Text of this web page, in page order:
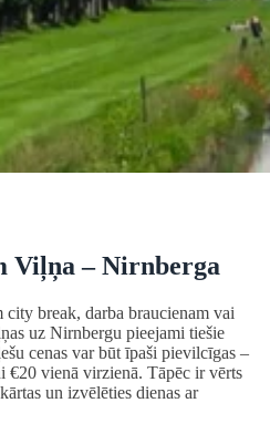
Viļņa – Nirnberga
break, darba braucienam vai
uz Nirnbergu pieejami tiešie
cenas var būt īpaši pievilcīgas –
€20 vienā virzienā. Tāpēc ir vērts
un izvēlēties dienas ar